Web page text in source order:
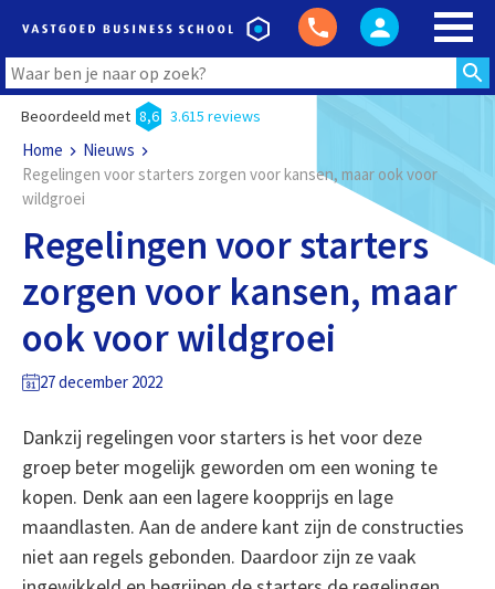
Beoordeeld met 8,6 3.615 reviews
Home
Nieuws
Regelingen voor starters zorgen voor kansen, maar ook voor
wildgroei
Regelingen voor starters
zorgen voor kansen, maar
ook voor wildgroei
27 december 2022
Dankzij regelingen voor starters is het voor deze
groep beter mogelijk geworden om een woning te
kopen. Denk aan een lagere koopprijs en lage
maandlasten. Aan de andere kant zijn de constructies
niet aan regels gebonden. Daardoor zijn ze vaak